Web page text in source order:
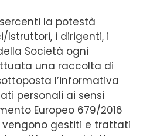
la potestà
Istruttori, i dirigenti, i
Società ogni
una raccolta di
l’informativa
personali ai sensi
Europeo 679/2016
vengono gestiti e trattati